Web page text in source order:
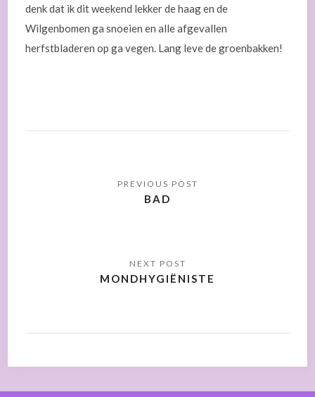
denk dat ik dit weekend lekker de haag en de
Wilgenbomen ga snoeien en alle afgevallen
herfstbladeren op ga vegen. Lang leve de groenbakken!
BAD
MONDHYGIËNISTE